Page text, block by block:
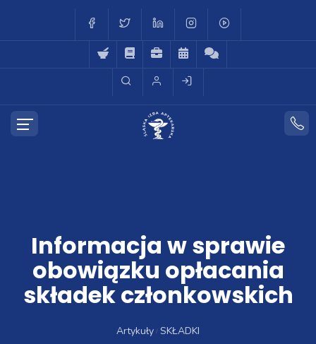
Informacja w sprawie
obowiązku opłacania
składek członkowskich
Artykuły SKŁADKI